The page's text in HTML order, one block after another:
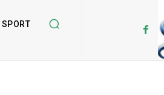
SPORT